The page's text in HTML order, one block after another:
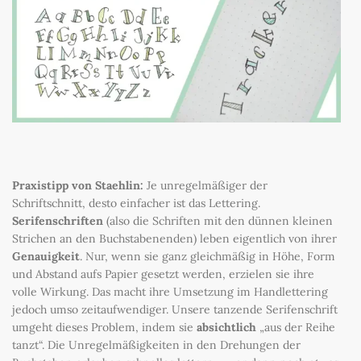
Praxistipp von Staehlin: Je unregelmäßiger der
Schriftschnitt, desto einfacher ist das Lettering.
Serifenschriften (also die Schriften mit den dünnen kleinen
Strichen an den Buchstabenenden) leben eigentlich von ihrer
Genauigkeit. Nur, wenn sie ganz gleichmäßig in Höhe, Form
und Abstand aufs Papier gesetzt werden, erzielen sie ihre
volle Wirkung. Das macht ihre Umsetzung im Handlettering
jedoch umso zeitaufwendiger. Unsere tanzende Serifenschrift
umgeht dieses Problem, indem sie absichtlich „aus der Reihe
tanzt“. Die Unregelmäßigkeiten in den Drehungen der